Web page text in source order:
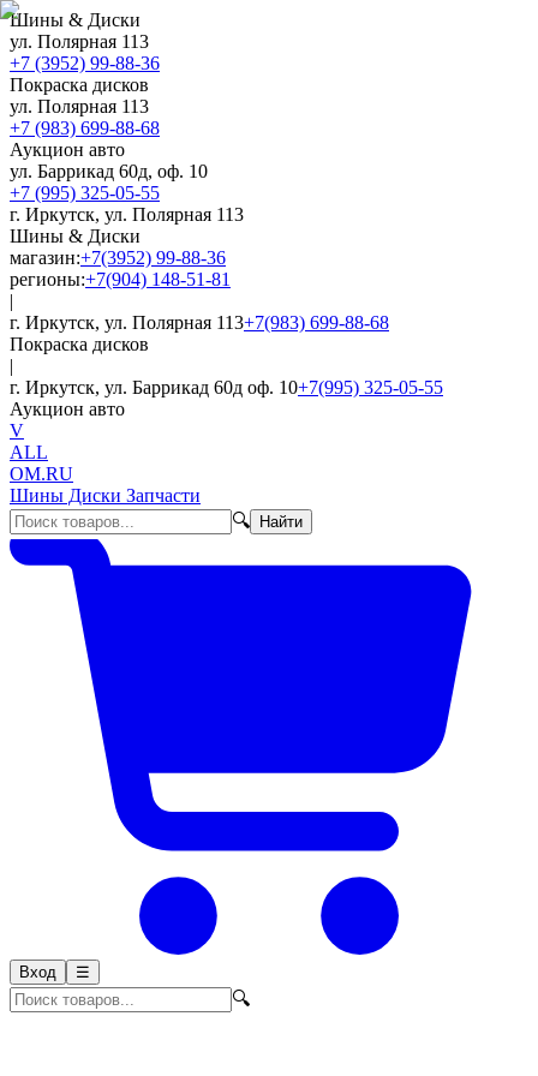
Шины & Диски
ул. Полярная 113
+7 (3952) 99-88-36
Покраска дисков
ул. Полярная 113
+7 (983) 699-88-68
Аукцион авто
ул. Баррикад 60д, оф. 10
+7 (995) 325-05-55
г. Иркутск, ул. Полярная 113
Шины & Диски
магазин:+7(3952) 99-88-36
регионы:+7(904) 148-51-81
|
г. Иркутск, ул. Полярная 113+7(983) 699-88-68
Покраска дисков
|
г. Иркутск, ул. Баррикад 60д оф. 10+7(995) 325-05-55
Аукцион авто
V
ALL
OM.RU
Шины Диски Запчасти
🔍
Найти
Вход ☰
🔍